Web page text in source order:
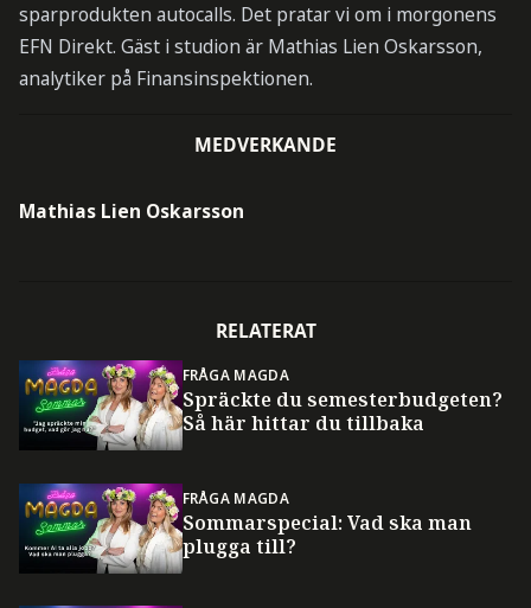
sparprodukten autocalls. Det pratar vi om i morgonens
EFN Direkt. Gäst i studion är Mathias Lien Oskarsson,
analytiker på Finansinspektionen.
MEDVERKANDE
Mathias Lien Oskarsson
RELATERAT
FRÅGA MAGDA
Spräckte du semesterbudgeten?
Så här hittar du tillbaka
FRÅGA MAGDA
Sommarspecial: Vad ska man
plugga till?